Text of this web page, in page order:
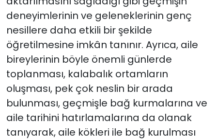
deneyimlerinin ve geleneklerinin genç
nesillere daha etkili bir şekilde
öğretilmesine imkân tanınır. Ayrıca, aile
bireylerinin böyle önemli günlerde
toplanması, kalabalık ortamların
oluşması, pek çok neslin bir arada
bulunması, geçmişle bağ kurmalarına ve
aile tarihini hatırlamalarına da olanak
tanıyarak, aile kökleri ile bağ kurulması